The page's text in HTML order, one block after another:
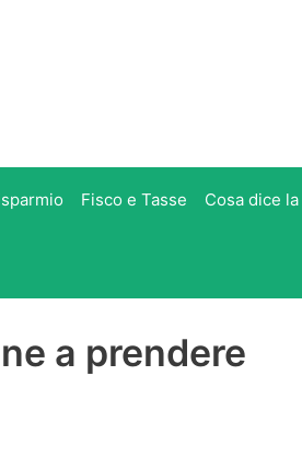
Fisco e Tasse Cosa dice
a prendere